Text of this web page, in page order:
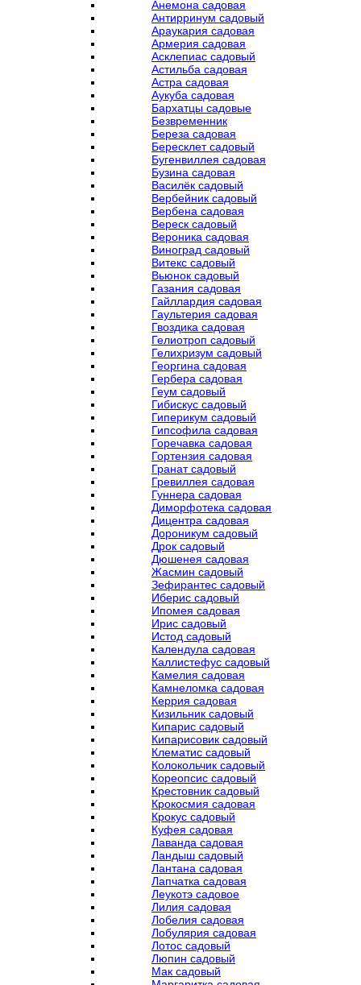
Анемона садовая
Антирринум садовый
Араукария садовая
Армерия садовая
Асклепиас садовый
Астильба садовая
Астра садовая
Аукуба садовая
Бархатцы садовые
Безвременник
Береза садовая
Бересклет садовый
Бугенвиллея садовая
Бузина садовая
Василёк садовый
Вербейник садовый
Вербена садовая
Вереск садовый
Вероника садовая
Виноград садовый
Витекс садовый
Вьюнок садовый
Газания садовая
Гайллардия садовая
Гаультерия садовая
Гвоздика садовая
Гелиотроп садовый
Гелихризум садовый
Георгина садовая
Гербера садовая
Геум садовый
Гибискус садовый
Гиперикум садовый
Гипсофила садовая
Горечавка садовая
Гортензия садовая
Гранат садовый
Гревиллея садовая
Гуннера садовая
Диморфотека садовая
Дицентра садовая
Дороникум садовый
Дрок садовый
Дюшенея садовая
Жасмин садовый
Зефирантес садовый
Иберис садовый
Ипомея садовая
Ирис садовый
Истод садовый
Календула садовая
Каллистефус садовый
Камелия садовая
Камнеломка садовая
Керрия садовая
Кизильник садовый
Кипарис садовый
Кипарисовик садовый
Клематис садовый
Колокольчик садовый
Кореопсис садовый
Крестовник садовый
Крокосмия садовая
Крокус садовый
Куфея садовая
Лаванда садовая
Ландыш садовый
Лантана садовая
Лапчатка садовая
Леукотэ садовое
Лилия садовая
Лобелия садовая
Лобулярия садовая
Лотос садовый
Люпин садовый
Мак садовый